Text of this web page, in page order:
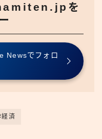
を
Newsでフォロ
経済